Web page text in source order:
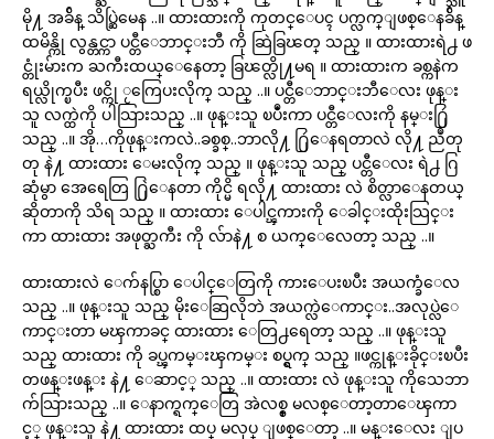
မို႔ အခ်ိန္ သိပ္ဆြဲမေန ..။ ထားထားကို ကုတင္ေပၚ ပက္လက္ျဖစ္ေနခ်ိန္
ထမိန္ကို လွန္တင္ကာ ပင္တီေဘာင္းဘီ ကို ဆြဲခြၽတ္ သည္ ။ ထားထားရဲ႕ ဖ
င္တုံးမ်ားက ႀကီးထယ္ေနေတာ့ ခြၽတ္လို႔မရ ။ ထားထားက ခစ္ကနဲက
ရယ္လိုက္ၿပီး ဖင္ကို ႂကြေပးလိုက္ သည္ ..။ ပင္တီေဘာင္းဘီေလး ဖုန္း
သူ လက္ထဲကို ပါသြားသည္ ..။ ဖုန္းသူ ၿပဳံးကာ ပင္တီေလးကို နမ္း႐ြဴ
သည္ ..။ အို…ကိုဖုန္းကလဲ..ခစ္ခစ္..ဘာလို႔ ႐ြဴေနရတာလဲ လို႔ ညဳတု
တု နဲ႔ ထားထား ေမးလိုက္ သည္ ။ ဖုန္းသူ သည္ ပင္တီေလး ရဲ႕ ဂြ
ဆုံမွာ အေရေတြ ႐ြဲေနတာ ကိုင္မိ ရလို႔ ထားထား လဲ စိတ္လာေနတယ္
ဆိုတာကို သိရ သည္ ။ ထားထား ေပါင္ၾကားကို ေခါင္းထိုးသြင္း
ကာ ထားထား အဖုတ္ႀကီး ကို လ်ာနဲ႔ စ ယက္ေလေတာ့ သည္ ..။
ထားထားလဲ ေက်နပ္စြာ ေပါင္ေတြကို ကားေပးၿပီး အယက္ခံေလ
သည္ ..။ ဖုန္းသူ သည္ မိုးေဆြလိုဘဲ အယက္လဲေကာင္း..အလုပ္လဲေ
ကာင္းတာ မၾကာခင္ ထားထား ေတြ႕ရေတာ့ သည္ ..။ ဖုန္းသူ
သည္ ထားထား ကို ခပ္ၾကမ္းၾကမ္း စပ္ရွက္ သည္ ။ဖင္ကုန္းခိုင္းၿပီး
တဖန္းဖန္း နဲ႔ ေဆာင့္ သည္ ..။ ထားထား လဲ ဖုန္းသူ ကိုသေဘာ
က်သြားသည္ ..။ ေနာက္ရက္ေတြ အဲလစ္စ္ မလစ္ေတာ့တာေၾကာ
င့္ ဖုန္းသူ နဲ႔ ထားထား ထပ္ မလုပ္ ျဖစ္ေတာ့ ..။ မန္းေလး ျပ